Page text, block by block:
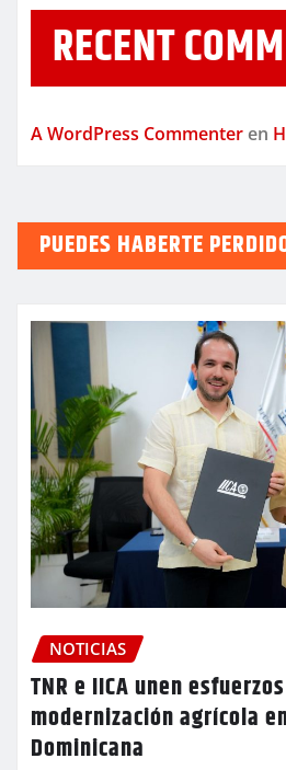
RECENT
A WordPress Commenter en
PUEDES HABERTE
NOTICIAS
TNR e IICA unen
modernización agrícola
Dominicana